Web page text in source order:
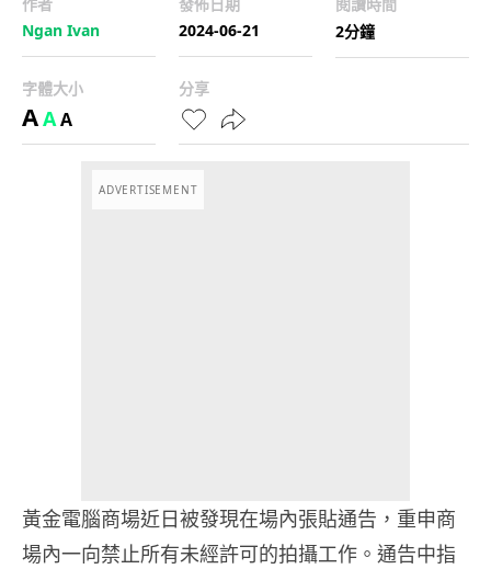
Ngan Ivan
2024-06-21
2分鐘
字體大小
AAA
分享
ADVERTISEMENT
黃金電腦商場近日被發現在場內張貼通告，重申商
場內一向禁止所有未經許可的拍攝工作。通告中指